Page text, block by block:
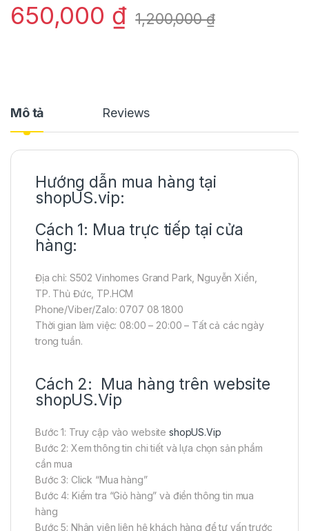
650,000 ₫ 1,200,000₫
Mô tả Reviews
Hướng dẫn mua hàng tại
shopUS.vip:
Cách 1: Mua trực tiếp tại cửa
hàng:
Địa chỉ: S502 Vinhomes Grand Park, Nguyễn Xiển,
TP. Thủ Đức, TP.HCM
Phone/Viber/Zalo: 0707 08 1800
Thời gian làm việc: 08:00 – 20:00 – Tất cả các ngày
trong tuần.
Cách 2: Mua hàng trên website
shopUS.Vip
Bước 1: Truy cập vào website shopUS.Vip
Bước 2: Xem thông tin chi tiết và lựa chọn sản phẩm
cần mua
Bước 3: Click “Mua hàng”
Bước 4: Kiểm tra “Giỏ hàng” và điền thông tin mua
hàng
Bước 5: Nhân viên liên hệ khách hàng để tư vấn trước